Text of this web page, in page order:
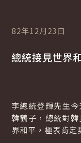
82年12月23日
總統接見世界
李總統登輝先生
韓鶴子，總統對
界和平，極表肯定